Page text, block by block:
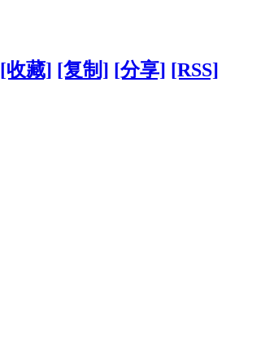
[收藏] [复制] [分享] [RSS]